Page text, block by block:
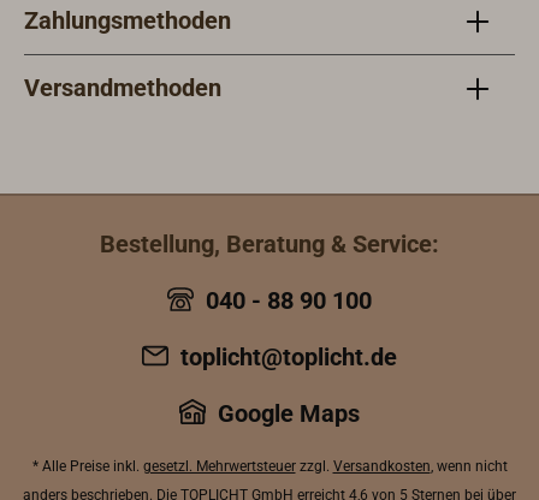
Zahlungsmethoden
Versandmethoden
Bestellung, Beratung & Service:
040 - 88 90 100
toplicht@toplicht.de
Google Maps
* Alle Preise inkl. gesetzl. Mehrwertsteuerzzgl. Versandkosten, wenn nicht
anders beschrieben. Die TOPLICHT GmbH erreicht 4,6 von 5 Sternen bei über